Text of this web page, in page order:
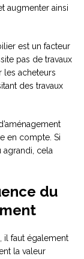
augmenter ainsi
est un facteur
pas de travaux
les acheteurs
des travaux
en compte. Si
cela
du
il faut également
la valeur